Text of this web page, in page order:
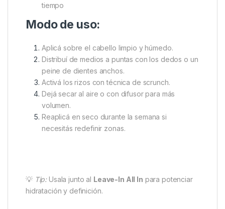
tiempo
Modo de uso:
Aplicá sobre el cabello limpio y húmedo.
Distribuí de medios a puntas con los dedos o un
peine de dientes anchos.
Activá los rizos con técnica de scrunch.
Dejá secar al aire o con difusor para más
volumen.
Reaplicá en seco durante la semana si
necesitás redefinir zonas.
💡 Tip:Usala junto al Leave-In All In para potenciar
hidratación y definición.